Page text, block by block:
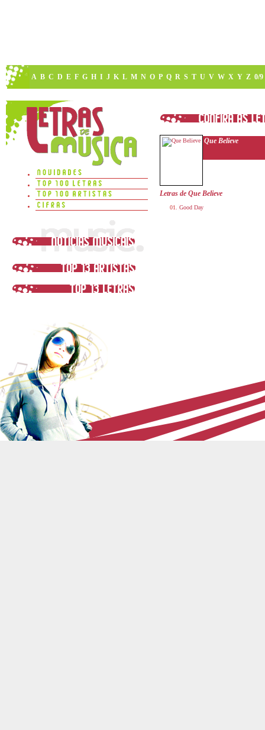
A B C D E F G H I J K L M N O P Q R S T U V W X Y Z 0/9
Que Believe
Letras de Que Believe
Good Day